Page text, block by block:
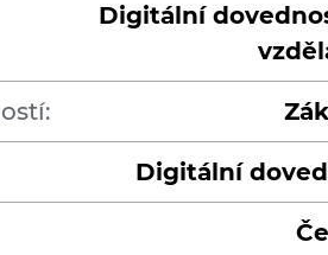
Digitální
Digitální